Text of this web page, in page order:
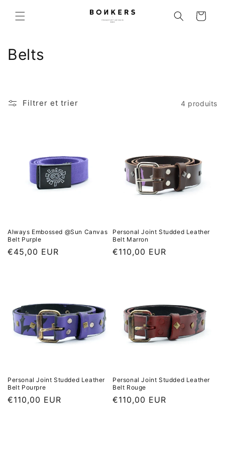
et passer au contenu Panier
Collection:
Belts
Filtrer et trier 4 produits
Always Embossed @Sun Canvas
Belt Purple
Prix habituel
€45,00 EUR
Personal Joint Studded Leather
Belt Marron
Prix habituel
€110,00 EUR
Personal Joint Studded Leather
Belt Pourpre
Prix habituel
€110,00 EUR
Personal Joint Studded Leather
Belt Rouge
Prix habituel
€110,00 EUR